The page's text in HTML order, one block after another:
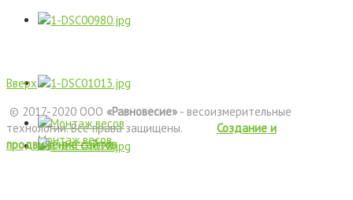
Монтаж весов
Вверх
© 2017-2020 ООО «Равновесие» - весоизмерительные
технологии. Все права защищены. Создание и
продвижение сайтов